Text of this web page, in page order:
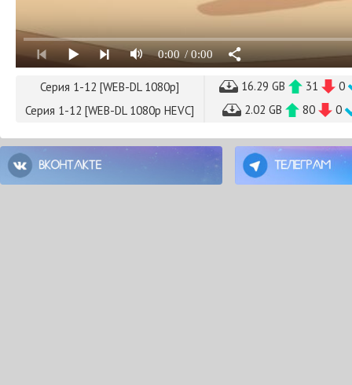
0:00 / 0:00
Серия 1-12 [WEB-DL 1080p] 16.29 GB 31
0
Серия 1-12 [WEB-DL 1080p HEVC]
2.02 GB 80 0